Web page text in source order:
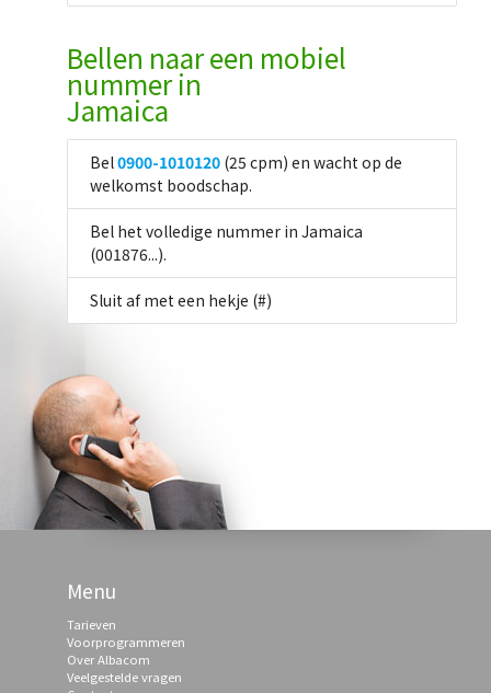
Bellen naar een mobiel
nummer in
Jamaica
Bel0900-1010120 (25 cpm) en wacht op de
welkomst boodschap.
Bel het volledige nummer in Jamaica
(001876...).
Sluit af met een hekje (#)
Menu
Tarieven
Voorprogrammeren
Over Albacom
Veelgestelde vragen